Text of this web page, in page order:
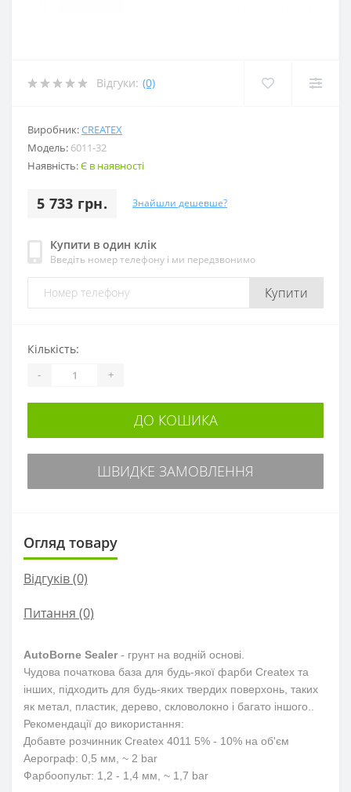
Відгуки: (0)
Виробник:CREATEX
Модель: 6011-32
Наявність:Є в наявності
5 733 грн. Знайшли дешевше?
Купити в один клік
Введіть номер телефону і ми передзвонимо
Купити
Кількість:
- +
ДО КОШИКА
ШВИДКЕ ЗАМОВЛЕННЯ
Огляд товару
Відгуків (0)
Питання (0)
AutoBorne Sealer- грунт на водній основі.
Чудова початкова база для будь-якої фарби Createx та
інших, підходить для будь-яких твердих поверхонь, таких
як метал, пластик, дерево, скловолокно і багато іншого..
Рекомендації до використання:
Добавте розчинник Createx 4011 5% - 10% на об'єм
Аерограф: 0,5 мм, ~ 2 bar
Фарбоопульт: 1,2 - 1,4 мм, ~ 1,7 bar